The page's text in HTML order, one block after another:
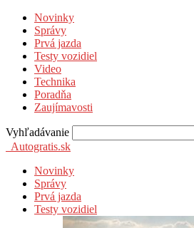
Novinky
Správy
Prvá jazda
Testy vozidiel
Video
Technika
Poradňa
Zaujímavosti
Vyhľadávanie
Autogratis.sk
Novinky
Správy
Prvá jazda
Testy vozidiel